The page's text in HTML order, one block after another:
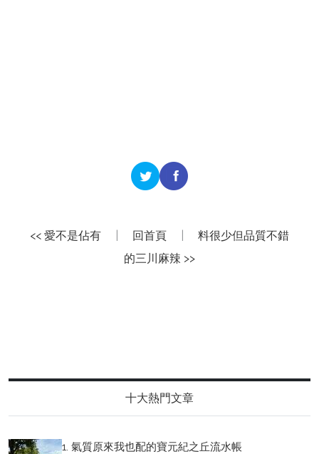
<< 愛不是佔有 回首頁
料很少但品質不錯
的三川麻辣 >>
十大熱門文章
1. 氣質原來我也配的寶元紀之丘流水帳